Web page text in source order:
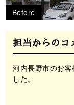
Before
担当からのコ
河内長野市のお
した。